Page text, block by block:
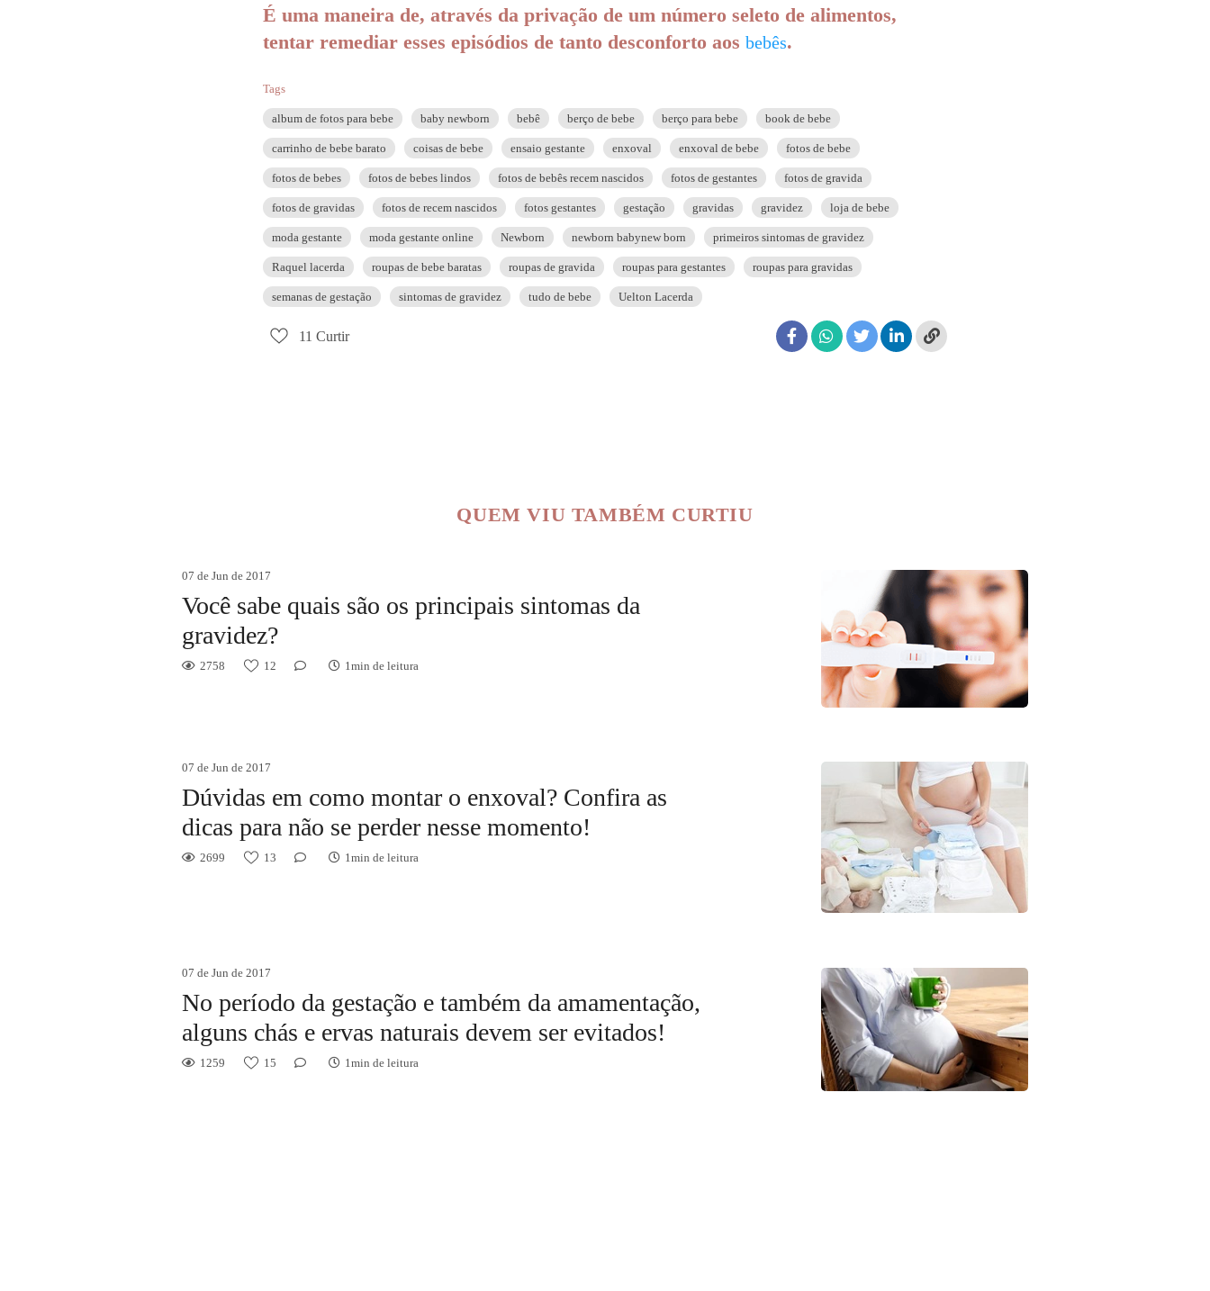
É uma maneira de, através da privação de um número seleto de alimentos,
tentar remediar esses episódios de tanto desconforto aos bebês.
Tags
album de fotos para bebe baby newborn bebê berço de bebe berço para bebe book de bebe
carrinho de bebe barato coisas de bebe ensaio gestante enxoval enxoval de bebe fotos de bebe
fotos de bebes fotos de bebes lindos fotos de bebês recem nascidos fotos de gestantes fotos de gravida
fotos de gravidas fotos de recem nascidos fotos gestantes gestação gravidas gravidez loja de bebe
moda gestante moda gestante online Newborn newborn babynew born primeiros sintomas de gravidez
Raquel lacerda roupas de bebe baratas roupas de gravida roupas para gestantes roupas para gravidas
semanas de gestação sintomas de gravidez tudo de bebe Uelton Lacerda
11 Curtir
QUEM VIU TAMBÉM CURTIU
07 de Jun de 2017
Você sabe quais são os principais sintomas da
gravidez?
2758 12 1min de leitura
07 de Jun de 2017
Dúvidas em como montar o enxoval? Confira as
dicas para não se perder nesse momento!
2699 13 1min de leitura
07 de Jun de 2017
No período da gestação e também da amamentação,
alguns chás e ervas naturais devem ser evitados!
1259 15 1min de leitura